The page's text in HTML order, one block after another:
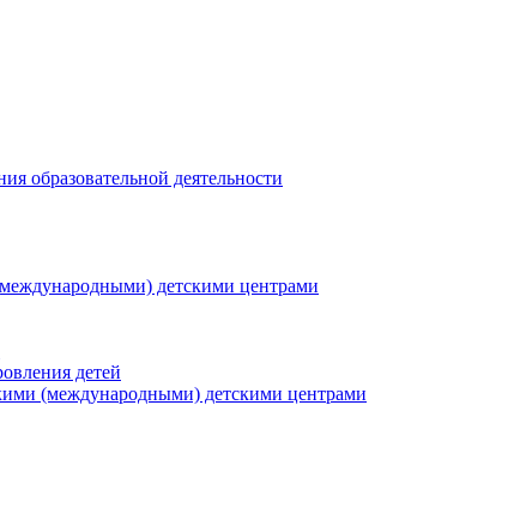
образовательной деятельности
детскими центрами
детей
(международными) детскими центрами